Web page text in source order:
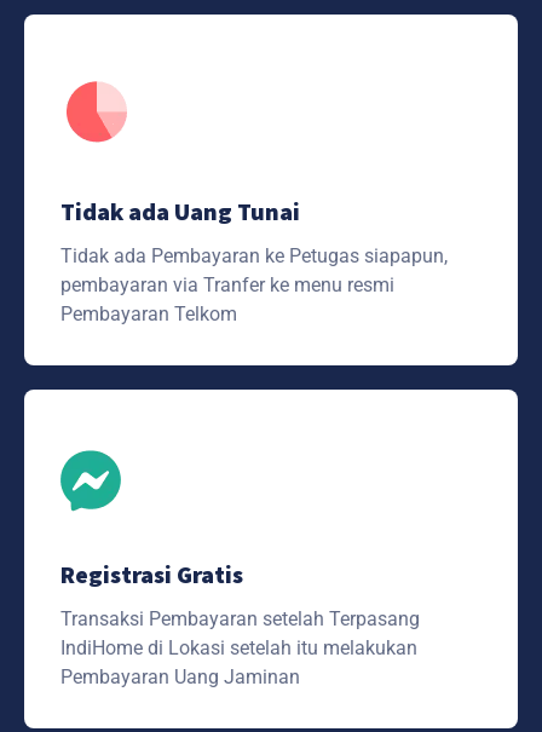
Tidak ada Uang Tunai
Tidak ada Pembayaran ke Petugas siapapun,
pembayaran via Tranfer ke menu resmi
Pembayaran Telkom
Registrasi Gratis
Transaksi Pembayaran setelah Terpasang
IndiHome di Lokasi setelah itu melakukan
Pembayaran Uang Jaminan